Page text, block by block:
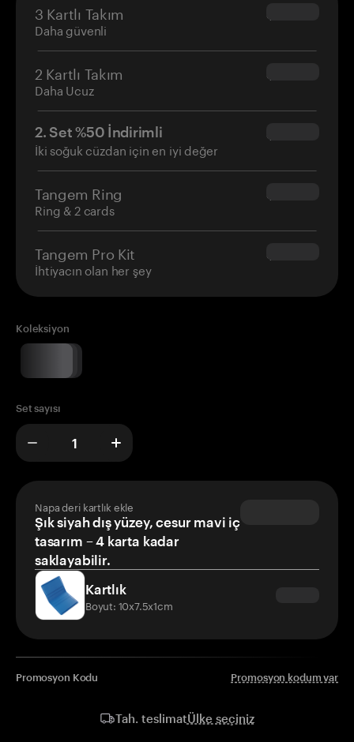
3 Kartlı Takım
Daha güvenli
$69.90
2 Kartlı Takım
Daha Ucuz
$54.90
2. Set %50 İndirimli
İki soğuk cüzdan için en iyi değer
$34.95
Tangem Ring
Ring & 2 cards
$160.00
Tangem Pro Kit
İhtiyacın olan her şey
$180.00
Koleksiyon
Set sayısı
Napa deri kartlık ekle
Şık siyah dış yüzey, cesur mavi iç
tasarım – 4 karta kadar
saklayabilir.
Kartlık
Boyut: 10x7.5x1cm
Promosyon Kodu Promosyon kodum var
Tah. teslimatÜlke seçiniz